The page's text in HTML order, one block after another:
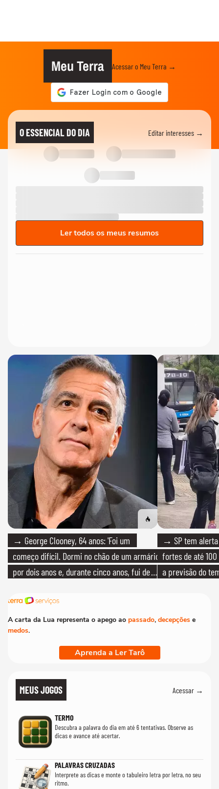
Meu Terra Acessar o Meu Terra →
O ESSENCIAL DO DIA Editar interesses →
Ler todos os meus resumos
→ George Clooney, 64 anos: 'Foi um
começo difícil. Dormi no chão de um armário
por dois anos e, durante cinco anos, fui de
→ SP tem
fortes de até
a previsão do
A carta da Lua representa o apego ao passado, decepções e
medos.
Aprenda a Ler Tarô
MEUS JOGOS Acessar →
TERMO
Descubra a palavra do dia em até 6 tentativas. Observe as
dicas e avance até acertar.
PALAVRAS CRUZADAS
Interprete as dicas e monte o tabuleiro letra por letra, no seu
ritmo.